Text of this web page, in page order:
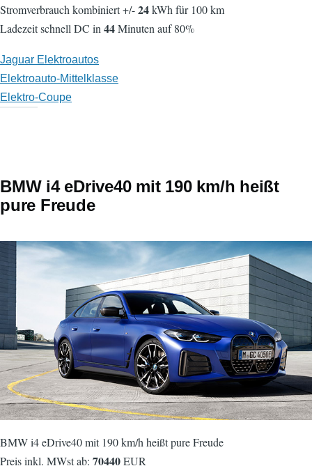
Stromverbrauch kombiniert +/-24kWh für 100 km
Ladezeit schnell DC in 44Minuten auf 80%
Jaguar Elektroautos
Elektroauto-Mittelklasse
Elektro-Coupe
BMW i4 eDrive40 mit 190 km/h heißt
pure Freude
BMW i4 eDrive40 mit 190 km/h heißt pure Freude
Preis inkl. MWst ab: 70440EUR